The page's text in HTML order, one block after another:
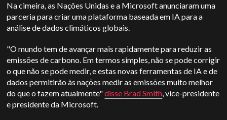
Na cimeira, as Nações Unidas e a Microsoft anunciaram uma
parceria para criar uma plataforma baseada em IA para a
análise de dados climáticos globais.
"O mundo tem de avançar mais rapidamente para reduzir as
emissões de carbono. Em termos simples, não se pode corrigir
o que não se pode medir, e estas novas ferramentas de IA e de
dados permitirão às nações medir as emissões muito melhor
do que o fazem atualmente"disse Brad Smith, vice-presidente
e presidente da Microsoft.